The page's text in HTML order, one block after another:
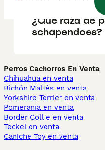
¿Qué raza de
schapendoes?
Perros Cachorros En Venta
Chihuahua en venta
Bichón Maltés en venta
Yorkshire Terrier en venta
Pomerania en venta
Border Collie en venta
Teckel en venta
Caniche Toy en venta